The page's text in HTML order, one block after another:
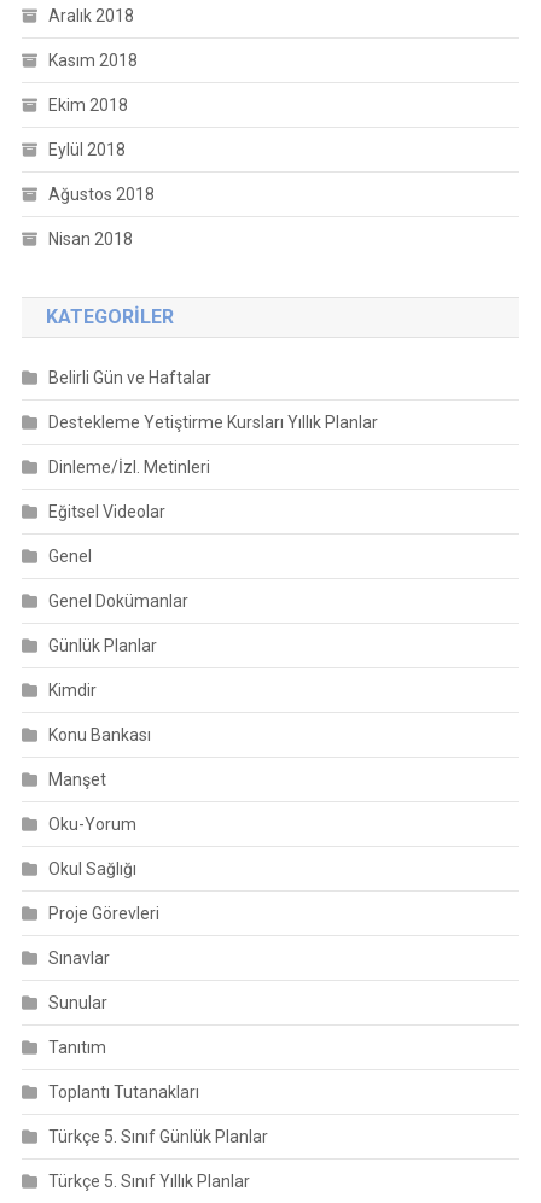
Aralık 2018
Kasım 2018
Ekim 2018
Eylül 2018
Ağustos 2018
Nisan 2018
KATEGORILER
Belirli Gün ve Haftalar
Destekleme Yetiştirme Kursları Yıllık Planlar
Dinleme/İzl. Metinleri
Eğitsel Videolar
Genel
Genel Dokümanlar
Günlük Planlar
Kimdir
Konu Bankası
Manşet
Oku-Yorum
Okul Sağlığı
Proje Görevleri
Sınavlar
Sunular
Tanıtım
Toplantı Tutanakları
Türkçe 5. Sınıf Günlük Planlar
Türkçe 5. Sınıf Yıllık Planlar